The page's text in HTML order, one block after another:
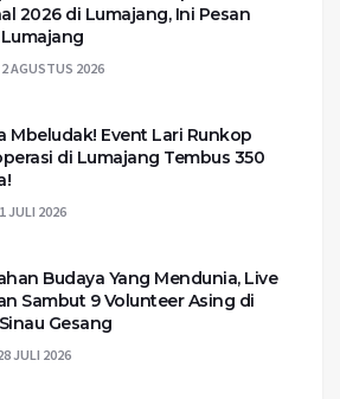
2026 di Lumajang, Ini Pesan
AGUSTUS 2026
Mbeludak! Event Lari Runkop
di Lumajang Tembus 350
JULI 2026
Budaya Yang Mendunia, Live
Sambut 9 Volunteer Asing di
Gesang
JULI 2026